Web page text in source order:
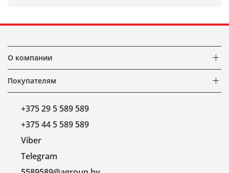
О компании
Покупателям
+375 29 5 589 589
+375 44 5 589 589
Viber
Telegram